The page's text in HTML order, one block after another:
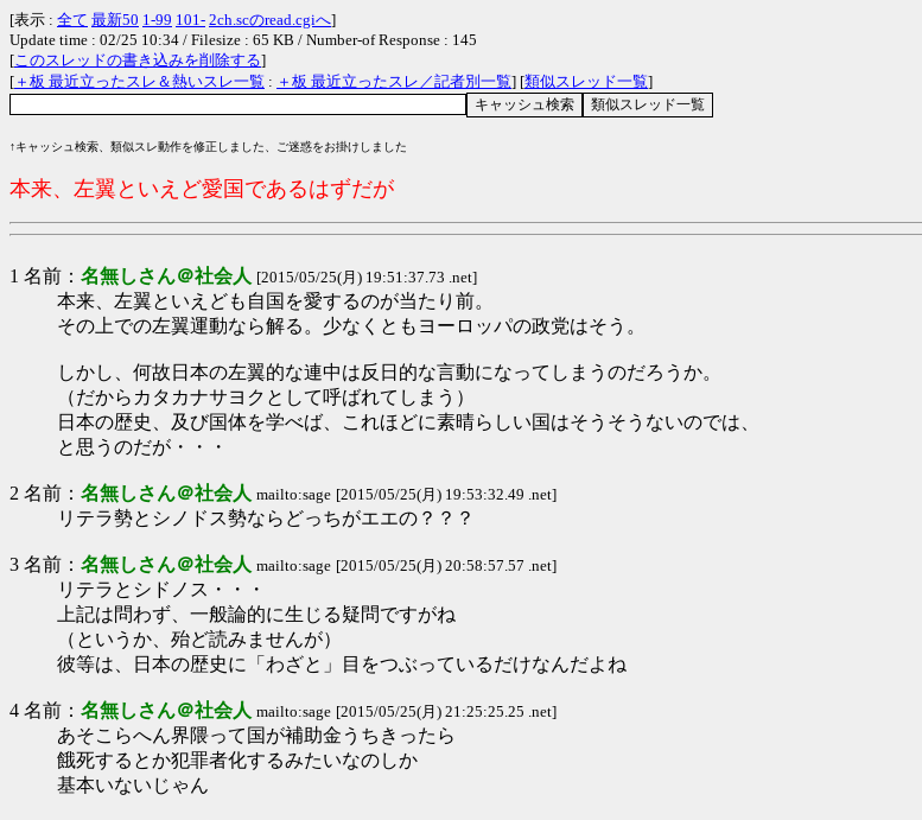
[表示 : 全て 最新50 1-99 101- 2ch.scのread.cgiへ]
Update time : 02/25 10:34 / Filesize : 65 KB / Number-of Response : 145
[このスレッドの書き込みを削除する]
[ ＋板 最近立ったスレ＆熱いスレ一覧 : ＋板 最近立ったスレ／記者別一覧] [類似スレッド一覧]
↑キャッシュ検索、類似スレ動作を修正しました、ご迷惑をお掛けしました
本来、左翼といえど愛国であるはずだが
1 名前： 名無しさん＠社会人 [2015/05/25(月) 19:51:37.73 .net]
本来、左翼といえども自国を愛するのが当たり前。
その上での左翼運動なら解る。少なくともヨーロッパの政党はそう。
しかし、何故日本の左翼的な連中は反日的な言動になってしまうのだろうか。
（だからカタカナサヨクとして呼ばれてしまう）
日本の歴史、及び国体を学べば、これほどに素晴らしい国はそうそうないのでは、
と思うのだが・・・
2 名前： 名無しさん＠社会人 mailto:sage [2015/05/25(月) 19:53:32.49 .net]
リテラ勢とシノドス勢ならどっちがエエの？？？
3 名前： 名無しさん＠社会人 mailto:sage [2015/05/25(月) 20:58:57.57 .net]
リテラとシドノス・・・
上記は問わず、一般論的に生じる疑問ですがね
（というか、殆ど読みませんが）
彼等は、日本の歴史に「わざと」目をつぶっているだけなんだよね
4 名前： 名無しさん＠社会人 mailto:sage [2015/05/25(月) 21:25:25.25 .net]
あそこらへん界隈って国が補助金うちきったら
餓死するとか犯罪者化するみたいなのしか
基本いないじゃん